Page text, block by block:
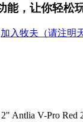
，让你轻松
加入牧夫（请注明
Antlia V-Pro